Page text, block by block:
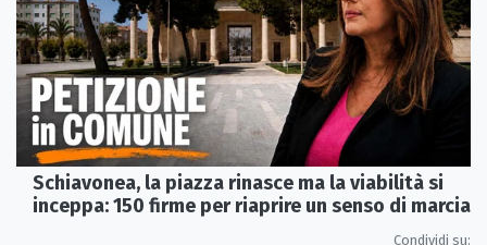
Schiavonea, la piazza rinasce ma la viabilità si
inceppa: 150 firme per riaprire un senso di marcia
Condividi su: